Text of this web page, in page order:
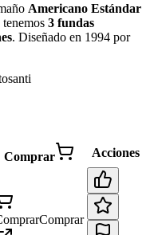
Americano Estándar
tenemos 3 fundas
. Diseñado en 1994 por
Comprar Acciones
Comprar